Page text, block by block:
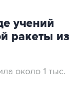
учений
ракеты из
около 1 тыс.